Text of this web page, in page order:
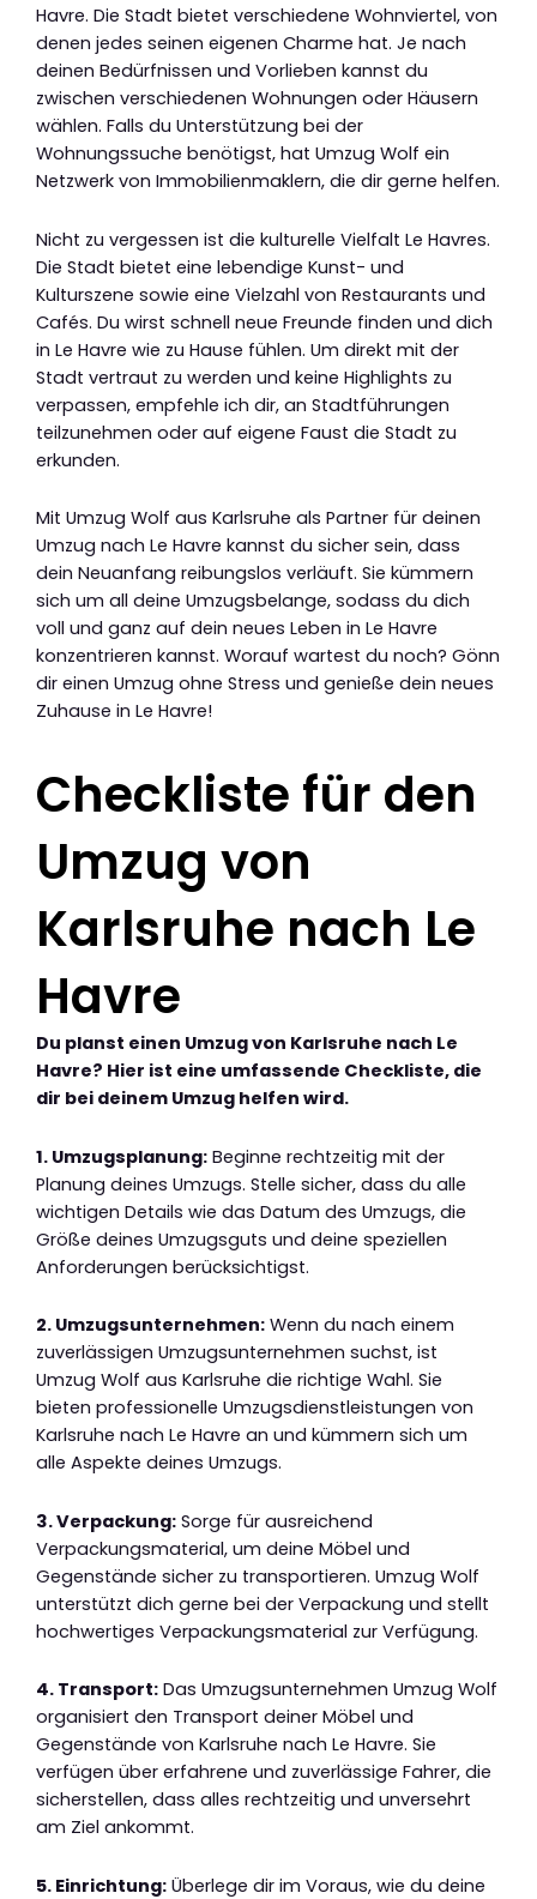
Havre. Die Stadt bietet verschiedene Wohnviertel, von
denen jedes seinen eigenen Charme hat. Je nach
deinen Bedürfnissen und Vorlieben kannst du
zwischen verschiedenen Wohnungen oder Häusern
wählen. Falls du Unterstützung bei der
Wohnungssuche benötigst, hat Umzug Wolf ein
Netzwerk von Immobilienmaklern, die dir gerne helfen.
Nicht zu vergessen ist die kulturelle Vielfalt Le Havres.
Die Stadt bietet eine lebendige Kunst- und
Kulturszene sowie eine Vielzahl von Restaurants und
Cafés. Du wirst schnell neue Freunde finden und dich
in Le Havre wie zu Hause fühlen. Um direkt mit der
Stadt vertraut zu werden und keine Highlights zu
verpassen, empfehle ich dir, an Stadtführungen
teilzunehmen oder auf eigene Faust die Stadt zu
erkunden.
Mit Umzug Wolf aus Karlsruhe als Partner für deinen
Umzug nach Le Havre kannst du sicher sein, dass
dein Neuanfang reibungslos verläuft. Sie kümmern
sich um all deine Umzugsbelange, sodass du dich
voll und ganz auf dein neues Leben in Le Havre
konzentrieren kannst. Worauf wartest du noch? Gönn
dir einen Umzug ohne Stress und genieße dein neues
Zuhause in Le Havre!
Checkliste für den
Umzug von
Karlsruhe nach Le
Havre
Du planst einen Umzug von Karlsruhe nach Le
Havre? Hier ist eine umfassende Checkliste, die
dir bei deinem Umzug helfen wird.
1. Umzugsplanung: Beginne rechtzeitig mit der
Planung deines Umzugs. Stelle sicher, dass du alle
wichtigen Details wie das Datum des Umzugs, die
Größe deines Umzugsguts und deine speziellen
Anforderungen berücksichtigst.
2. Umzugsunternehmen: Wenn du nach einem
zuverlässigen Umzugsunternehmen suchst, ist
Umzug Wolf aus Karlsruhe die richtige Wahl. Sie
bieten professionelle Umzugsdienstleistungen von
Karlsruhe nach Le Havre an und kümmern sich um
alle Aspekte deines Umzugs.
3. Verpackung: Sorge für ausreichend
Verpackungsmaterial, um deine Möbel und
Gegenstände sicher zu transportieren. Umzug Wolf
unterstützt dich gerne bei der Verpackung und stellt
hochwertiges Verpackungsmaterial zur Verfügung.
4. Transport: Das Umzugsunternehmen Umzug Wolf
organisiert den Transport deiner Möbel und
Gegenstände von Karlsruhe nach Le Havre. Sie
verfügen über erfahrene und zuverlässige Fahrer, die
sicherstellen, dass alles rechtzeitig und unversehrt
am Ziel ankommt.
5. Einrichtung: Überlege dir im Voraus, wie du deine